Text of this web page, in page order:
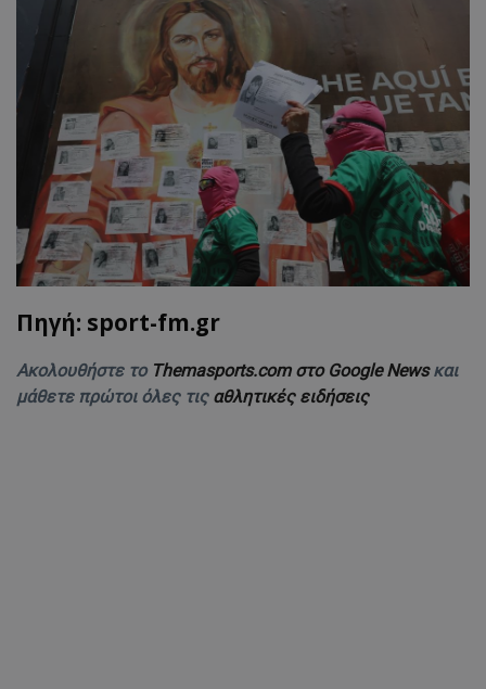
Πηγή: sport-fm.gr
Ακολουθήστε το Themasports.com στο Google Newsκαι
μάθετε πρώτοι όλες τις αθλητικές ειδήσεις